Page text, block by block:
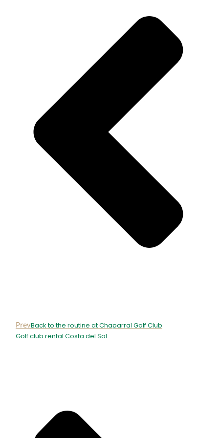
PrevBack to the routine at Chaparral Golf Club
Golf club rental Costa del Sol